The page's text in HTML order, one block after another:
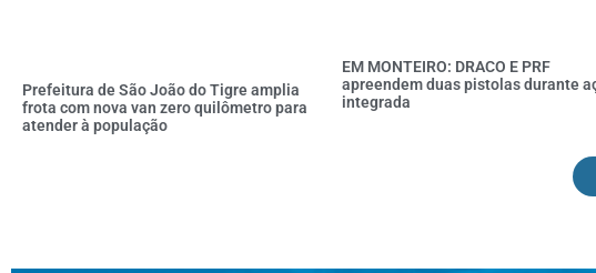
Prefeitura de São João do Tigre amplia
frota com nova van zero quilômetro para
atender à população
EM MONTEIRO: DRACO E PRF
apreendem duas pistolas durante
integrada